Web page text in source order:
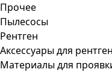
Прочее
Пылесосы
Рентген
Аксессуары для
Материалы для